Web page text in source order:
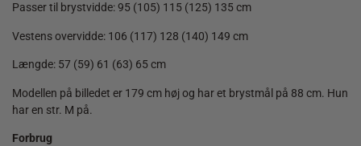
Passer til brystvidde: 95 (105) 115 (125) 135 cm
Vestens overvidde: 106 (117) 128 (140) 149 cm
Længde: 57 (59) 61 (63) 65 cm
Modellen på billedet er 179 cm høj og har et brystmål på 88 cm. Hun
har en str. M på.
Forbrug